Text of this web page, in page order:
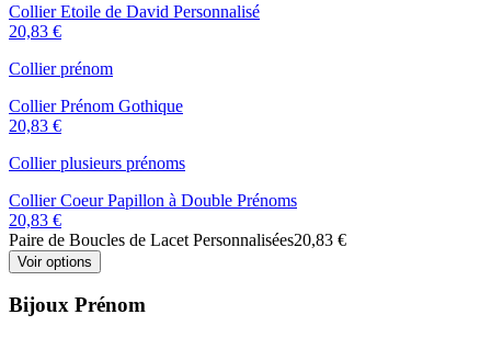
Collier Etoile de David Personnalisé
20,83 €
Collier prénom
Collier Prénom Gothique
20,83 €
Collier plusieurs prénoms
Collier Coeur Papillon à Double Prénoms
20,83 €
Paire de Boucles de Lacet Personnalisées20,83 €
Voir options
Bijoux Prénom